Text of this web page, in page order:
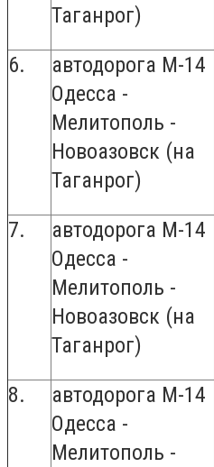
Таганрог)
6.
автодорога М-14
Одесса -
Мелитополь -
Новоазовск (на
Таганрог)
7.
автодорога М-14
Одесса -
Мелитополь -
Новоазовск (на
Таганрог)
8.
автодорога М-14
Одесса -
Мелитополь -